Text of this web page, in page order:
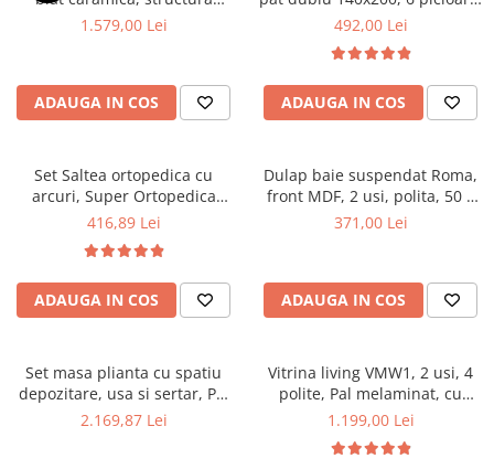
Scaune gradinita
Mobilier copii
Mobila camera copii
Saltele patuturi copii
Paturi copii
Masa si scaune gradinita
Seturi comode living si dormitor
metalica, 140x80x75 cm,
bej
1.579,00 Lei
ADAUGA IN COS
32 lamele lemn fag, benzi
negru
492,00 Lei
ADAUGA IN COS
Set Saltea ortopedica cu
arcuri, Super Ortopedica
Sofia, 90x200x20cm, fermitate
Bonell, fata vara-iarna, sistem
aerisire cu butoni, Saltex plus
perna matlasata, antialergica,
50x70cm
416,89 Lei
ADAUGA IN COS
Dulap baie suspendat Roma,
front MDF, 2 usi, polita, 50 x
68 cm, alb
371,00 Lei
ADAUGA IN COS
Set masa plianta cu spatiu
depozitare, usa si sertar, Pal
Melaminat, 160x96x80 cm si 6
2.169,87 Lei
Vitrina living VMW1, 2 usi, 4
polite, Pal melaminat, cu
insertii MDF, Nuc
1.199,00 Lei